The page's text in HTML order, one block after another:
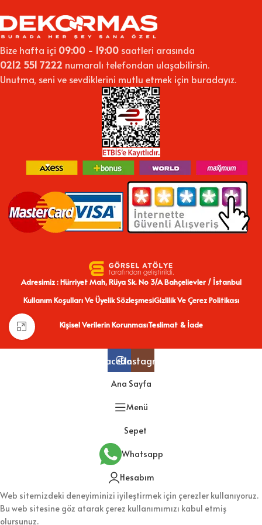
Büyütmek için tıklayın
duvarlara karakter kazandırmak için ideal bir yoldur.
✅ Geniş Model Seçenekleri
Manzara, soyut, çiçek, yazılı ya da figüratif modellerle tarzınıza
uygun tabloyu kolayca bulabilirsiniz.
Bize hafta içi 09:00 - 19:00 saatleri arasında
0212 551 7222 numaralı telefondan ulaşabilirsin.
Unutma, seni ve sevdiklerini mutlu etmek için buradayız.
Adresimiz : Hürriyet Mah, Rüya Sk. No 3/A Bahçelievler / İstanbul
Kullanım Koşulları Ve Üyelik SözleşmesiGizlilik Ve Çerez Politikası
Kişisel Verilerin KorunmasıTeslimat & İade
FacebookInstagram
Ana Sayfa
Menü
Sepet
Whatsapp
Hesabım
Web sitemizdeki deneyiminizi iyileştirmek için çerezler kullanıyoruz.
Bu web sitesine göz atarak çerez kullanımımızı kabul etmiş
olursunuz.